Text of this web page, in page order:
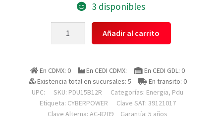
3 disponibles
Salidas
Nema
5-
Añadir al carrito
En CDMX: 0 En CEDI CDMX:
En CEDI GDL: 0
Existencia total en sucursales: 5
En transito: 0
UPC:
SKU: PDU15B12R Categorías: Energia, Pdu
Etiqueta: CYBERPOWER
Clave SAT: 39121017
Clave Alterna: AC-8209
Garantía: 5 años